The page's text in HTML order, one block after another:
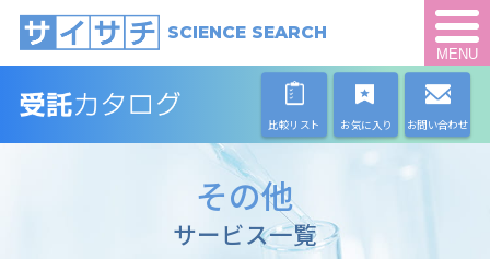
SCIENCE SEARCH
MENU
比較リスト お気に入り お問い合わせ
その他
サービス一覧